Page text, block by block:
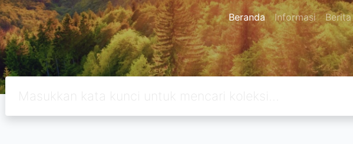
Beranda Informasi Berita